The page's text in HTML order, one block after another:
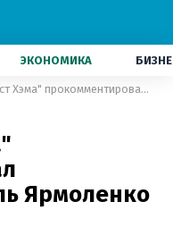
ЭКОНОМИКА
Тренер "Вест Хэма" прокомментировал феерический дубль Ярмоленко
Ярмоленко